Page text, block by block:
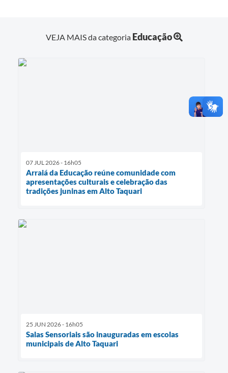
VEJA MAIS da categoria Educação
07 JUL 2026 - 16h05
Arraiá da Educação reúne comunidade com
apresentações culturais e celebração das
tradições juninas em Alto Taquari
25 JUN 2026 - 16h05
Salas Sensoriais são inauguradas em escolas
municipais de Alto Taquari